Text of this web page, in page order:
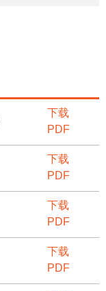
下载
PDF
下载
PDF
下载
PDF
下载
PDF